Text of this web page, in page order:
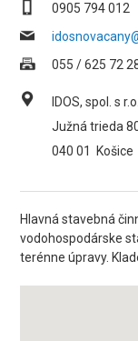
0905 794 012
055 / 625 72
IDOS, spol. s r.o.
Južná trieda
040 01
Košice
Hlavná stavebná
vodohospodárske
terénne úpravy.